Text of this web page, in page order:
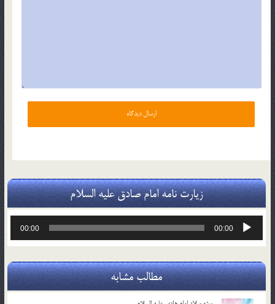
زیارت نامه امام صادق علیه السلام
پخش‌کننده
00:00
00:00
مطالب مشابه